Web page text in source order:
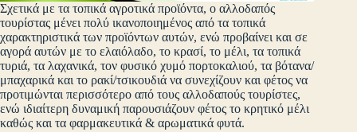
Σχετικά με τα τοπικά αγροτικά προϊόντα, ο αλλοδαπός
τουρίστας μένει πολύ ικανοποιημένος από τα τοπικά
χαρακτηριστικά των προϊόντων αυτών, ενώ προβαίνει και σε
αγορά αυτών με το ελαιόλαδο, το κρασί, το μέλι, τα τοπικά
τυριά, τα λαχανικά, τον φυσικό χυμό πορτοκαλιού, τα βότανα/
μπαχαρικά και το ρακί/τσικουδιά να συνεχίζουν και φέτος να
προτιμώνται περισσότερο από τους αλλοδαπούς τουρίστες,
ενώ ιδιαίτερη δυναμική παρουσιάζουν φέτος το κρητικό μέλι
καθώς και τα φαρμακευτικά & αρωματικά φυτά.